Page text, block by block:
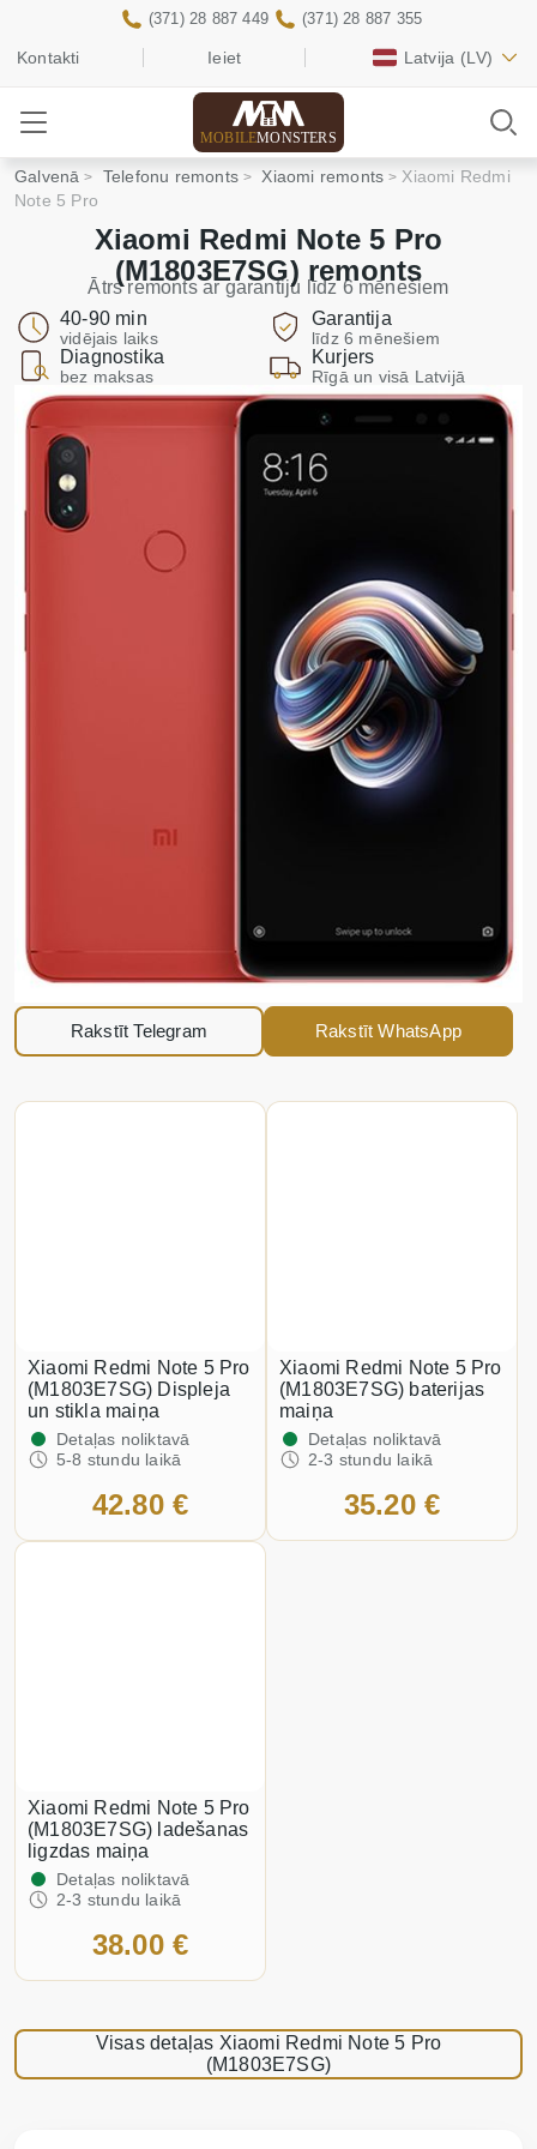
Kontakti Ieiet Latvija (LV)
(371) 28 887 449 (371) 28 887 355
MOBILEMONSTERS
Galvenā Telefonu remonts Xiaomi remonts
Xiaomi Redmi
Note 5 Pro
Xiaomi Redmi Note 5 Pro
(M1803E7SG) remonts
Ātrs remonts ar garantiju līdz 6 mēnešiem
40-90 min
vidējais laiks
Garantija
līdz 6 mēnešiem
Diagnostika
bez maksas
Kurjers
Rīgā un visā Latvijā
Rakstīt Telegram Rakstīt WhatsApp
Xiaomi Redmi Note 5 Pro
(M1803E7SG) Displeja
un stikla maiņa
Detaļas noliktavā
5-8 stundu laikā
42.80 €
Xiaomi Redmi Note 5 Pro
(M1803E7SG) baterijas
maiņa
Detaļas noliktavā
2-3 stundu laikā
35.20 €
Xiaomi Redmi Note 5 Pro
(M1803E7SG) ladešanas
ligzdas maiņa
Detaļas noliktavā
2-3 stundu laikā
38.00 €
Visas detaļas Xiaomi Redmi Note 5 Pro
(M1803E7SG)